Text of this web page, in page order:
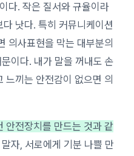
다. 작은 질서와 규율이라
낫다. 특히 커뮤니케이션
의사표현을 막는 대부분의
이다. 내가 말을 꺼내도 손
느끼는 안전감이 없으면 의
안전장치를 만드는 것과 같
자, 서로에게 기분 나쁠 만